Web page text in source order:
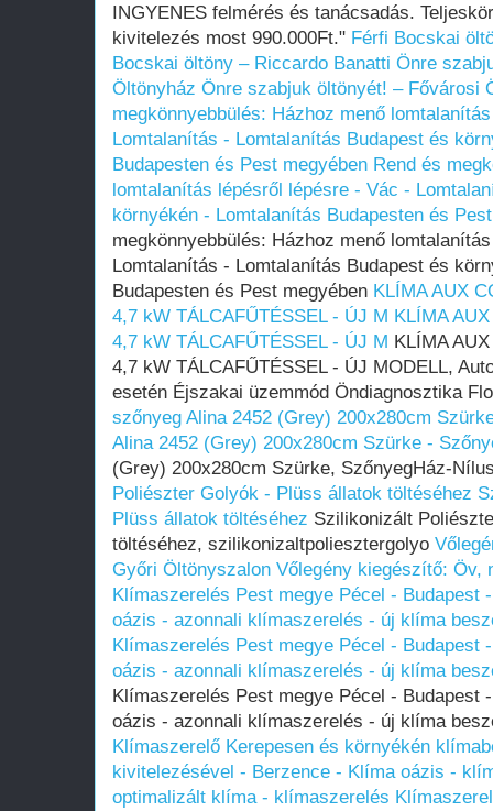
INGYENES felmérés és tanácsadás.
kivitelezés most 990.000Ft." Férfi Bocskai
Bocskai öltöny – Riccardo Banatti Önre
Öltönyház Önre szabjuk öltönyét! – Fővárosi
megkönnyebbülés: Házhoz menő
Lomtalanítás - Lomtalanítás Budapest és
Budapesten és Pest megyében Rend és
lomtalanítás lépésről lépésre - Vác -
környékén - Lomtalanítás Budapesten és
megkönnyebbülés: Házhoz menő
Lomtalanítás - Lomtalanítás Budapest és
Budapesten és Pest megyében KLÍMA AUX
4,7 kW TÁLCAFŰTÉSSEL - ÚJ M KLÍMA
4,7 kW TÁLCAFŰTÉSSEL - ÚJ M KLÍMA
4,7 kW TÁLCAFŰTÉSSEL - ÚJ MODELL,
esetén Éjszakai üzemmód Öndiagnosztika
szőnyeg Alina 2452 (Grey) 200x280cm
Alina 2452 (Grey) 200x280cm Szürke -
(Grey) 200x280cm Szürke, SzőnyegHáz-
Poliészter Golyók - Plüss állatok töltéséhez
Plüss állatok töltéséhez Szilikonizált
töltéséhez, szilikonizaltpoliesztergolyo
Győri Öltönyszalon Vőlegény kiegészítő: Öv,
Klímaszerelés Pest megye Pécel - Budapest
oázis - azonnali klímaszerelés - új klíma
Klímaszerelés Pest megye Pécel - Budapest
oázis - azonnali klímaszerelés - új klíma
Klímaszerelés Pest megye Pécel - Budapest
oázis - azonnali klímaszerelés - új klíma
Klímaszerelő Kerepesen és környékén
kivitelezésével - Berzence - Klíma oázis -
optimalizált klíma - klímaszerelés